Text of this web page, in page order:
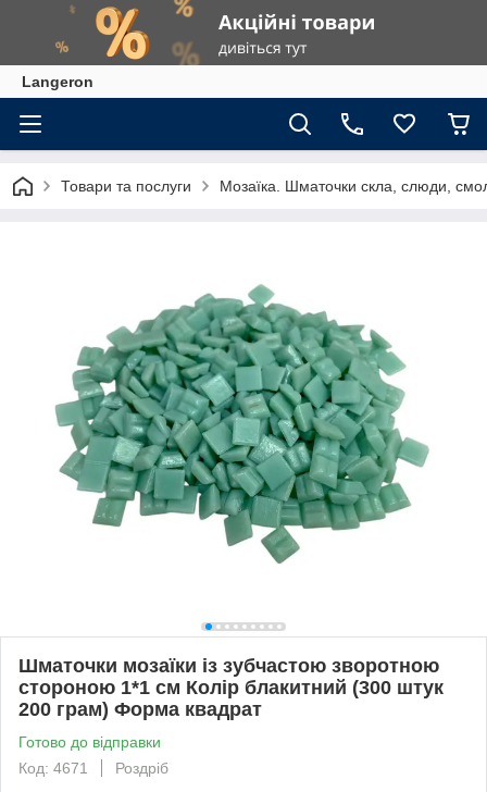
Langeron
Товари та послуги Мозаїка. Шматочки скла, слюди,
Шматочки мозаїки із зубчастою зворотною
стороною 1*1 см Колір блакитний (300 штук
200 грам) Форма квадрат
Готово до відправки
Код: 4671
Роздріб